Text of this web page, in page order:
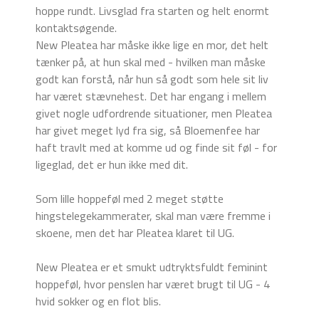
hoppe rundt. Livsglad fra starten og helt enormt
kontaktsøgende.
New Pleatea har måske ikke lige en mor, det helt
tænker på, at hun skal med - hvilken man måske
godt kan forstå, når hun så godt som hele sit liv
har været stævnehest. Det har engang i mellem
givet nogle udfordrende situationer, men Pleatea
har givet meget lyd fra sig, så Bloemenfee har
haft travlt med at komme ud og finde sit føl - for
ligeglad, det er hun ikke med dit.
Som lille hoppeføl med 2 meget støtte
hingstelegekammerater, skal man være fremme i
skoene, men det har Pleatea klaret til UG.
New Pleatea er et smukt udtryktsfuldt feminint
hoppeføl, hvor penslen har været brugt til UG - 4
hvid sokker og en flot blis.